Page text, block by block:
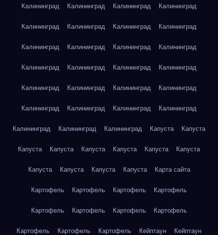
Калининград Калининград Калининград Калининград
Калининград Калининград Калининград Калининград
Калининград Калининград Калининград Калининград
Калининград Калининград Калининград Калининград
Калининград Калининград Калининград Калининград
Калининград Калининград Калининград Калининград
Калининград Калининград Калининград Капуста Капуста
Капуста Капуста Капуста Капуста Капуста Капуста
Капуста Капуста Капуста Капуста Карта сайта
Картофель Картофель Картофель Картофель
Картофель Картофель Картофель Картофель
Картофель Картофель Картофель Кейптаун Кейптаун